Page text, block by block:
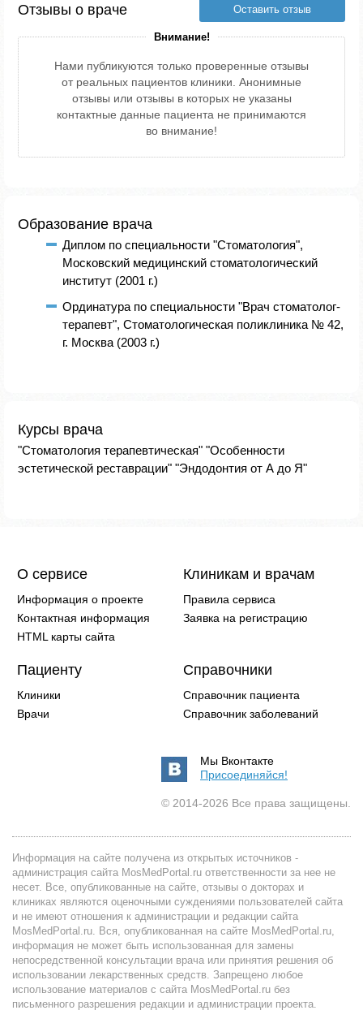
Отзывы о враче Оставить отзыв
Внимание!
Нами публикуются только проверенные отзывы
от реальных пациентов клиники. Анонимные
отзывы или отзывы в которых не указаны
контактные данные пациента не принимаются
во внимание!
Образование врача
Диплом по специальности "Стоматология",
Московский медицинский стоматологический
институт (2001 г.)
Ординатура по специальности "Врач стоматолог-
терапевт", Стоматологическая поликлиника № 42,
г. Москва (2003 г.)
Курсы врача
"Стоматология терапевтическая" "Особенности
эстетической реставрации" "Эндодонтия от А до Я"
О сервисе
Информация о проекте
Контактная информация
HTML карты сайта
Клиникам и врачам
Правила сервиса
Заявка на регистрацию
Пациенту
Клиники
Врачи
Справочники
Справочник пациента
Справочник заболеваний
Мы Вконтакте
Присоединяйся!
© 2014-2026 Все права защищены.
Информация на сайте получена из открытых источников -
администрация сайта MosMedPortal.ru ответственности за нее не
несет. Все, опубликованные на сайте, отзывы о докторах и
клиниках являются оценочными суждениями пользователей сайта
и не имеют отношения к администрации и редакции сайта
MosMedPortal.ru. Вся, опубликованная на сайте MosMedPortal.ru,
информация не может быть использованная для замены
непосредственной консультации врача или принятия решения об
использовании лекарственных средств. Запрещено любое
использование материалов с сайта MosMedPortal.ru без
письменного разрешения редакции и администрации проекта.